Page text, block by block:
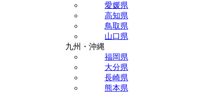
愛媛県
高知県
鳥取県
山口県
九州・沖縄
福岡県
大分県
長崎県
熊本県